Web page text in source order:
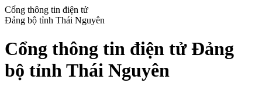
Cổng thông tin điện tử
Đảng bộ tỉnh Thái Nguyên
Cổng thông tin điện tử Đảng
bộ tỉnh Thái Nguyên